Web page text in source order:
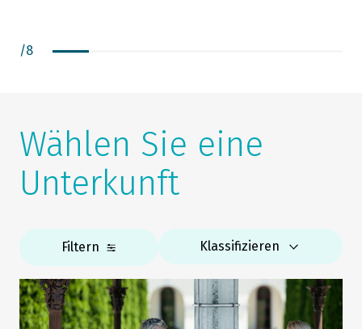
/8
Wählen Sie eine
Unterkunft
Filtern Klassifizieren